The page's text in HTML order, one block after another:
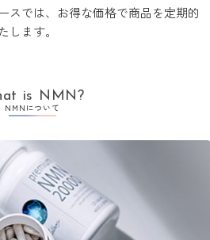
スでは、お得な価格で商品を定期的
します。
is NMN?
NMNについて